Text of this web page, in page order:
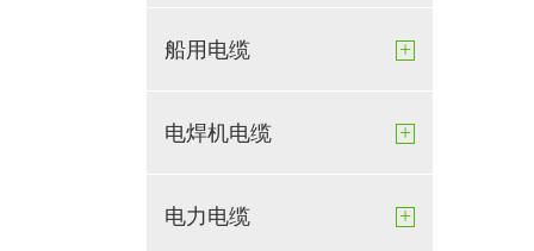
船用电缆 +
电焊机电缆 +
电力电缆 +